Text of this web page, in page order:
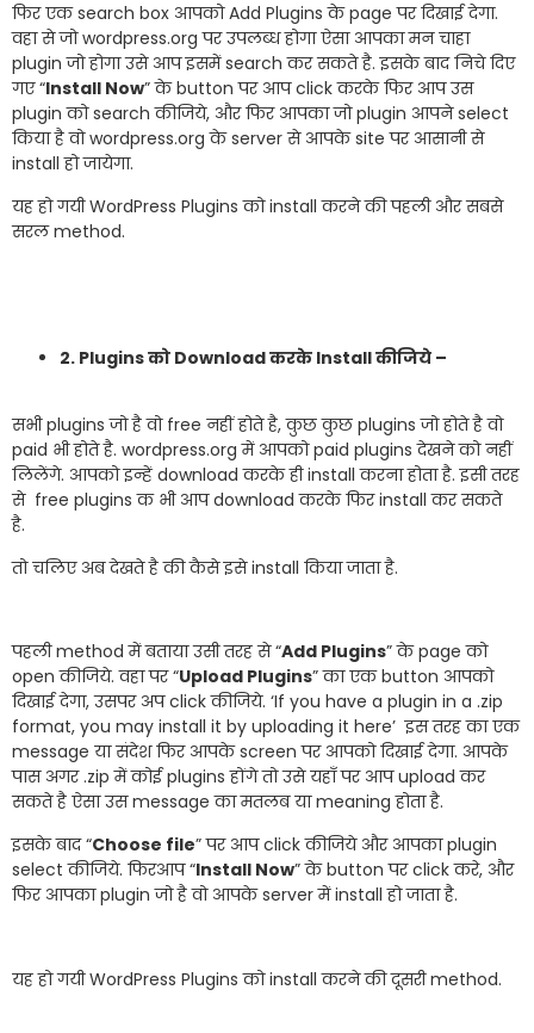
फिर एक search box आपको Add Plugins के page पर दिखाई देगा.
वहा से जो wordpress.org पर उपलब्ध होगा ऐसा आपका मन चाहा
plugin जो होगा उसे आप इसमें search कर सकते है. इसके बाद निचे दिए
गए “Install Now” के button पर आप click करके फिर आप उस
plugin को search कीजिये, और फिर आपका जो plugin आपने select
किया है वो wordpress.org के server से आपके site पर आसानी से
install हो जायेगा.
यह हो गयी WordPress Plugins को install करने की पहली और सबसे
सरल method.
2. Plugins को Download करके Install कीजिये –
सभी plugins जो है वो free नहीं होते है, कुछ कुछ plugins जो होते है वो
paid भी होते है. wordpress.org में आपको paid plugins देखने को नहीं
लिलेंगे. आपको इन्हें download करके ही install करना होता है. इसी तरह
से free plugins क भी आप download करके फिर install कर सकते
है.
तो चलिए अब देखते है की कैसे इसे install किया जाता है.
पहली method में बताया उसी तरह से “Add Plugins” के page को
open कीजिये. वहा पर “Upload Plugins” का एक button आपको
दिखाई देगा, उसपर अप click कीजिये. ‘If you have a plugin in a .zip
format, you may install it by uploading it here’ इस तरह का एक
message या संदेश फिर आपके screen पर आपको दिखाई देगा. आपके
पास अगर .zip में कोई plugins होंगे तो उसे यहाँ पर आप upload कर
सकते है ऐसा उस message का मतलब या meaning होता है.
इसके बाद “Choose file” पर आप click कीजिये और आपका plugin
select कीजिये. फिरआप “Install Now” के button पर click करे, और
फिर आपका plugin जो है वो आपके server में install हो जाता है.
यह हो गयी WordPress Plugins को install करने की दूसरी method.